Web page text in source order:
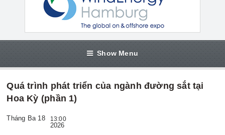
Show Menu
Quá trình phát triển của ngành đường sắt tại
Hoa Kỳ (phần 1)
Tháng Ba 18 13:00
2026